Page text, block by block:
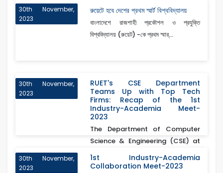
30th November,
2023
রুয়েটে হবে দেশের প্রথম স্মার্ট বিশ্ববিদ্যালয়
বাংলাদেশে রাজশাহী প্রকৌশল ও প্রযুক্তি
বিশ্ববিদ্যালয় (রুয়েট) -কে প্রথম স্মার্...
30th November,
2023
RUET's CSE Department
Teams Up with Top Tech
Firms: Recap of the 1st
Industry-Academia Meet-
2023
The Department of Computer
Science & Engineering (CSE) at
Rajshahi Univ...
30th November,
2023
1st Industry-Academia
Collaboration Meet-2023